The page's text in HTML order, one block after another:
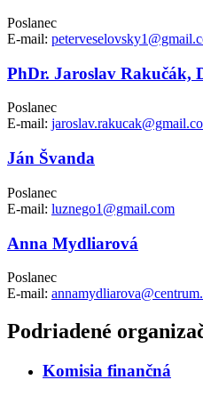
Poslanec
E-mail:
PhDr. Jaroslav Rakučák,
Poslanec
E-mail:
Ján Švanda
Poslanec
E-mail: luznego1@gmail.com
Anna Mydliarová
Poslanec
E-mail:
Podriadené
Komisia finančná